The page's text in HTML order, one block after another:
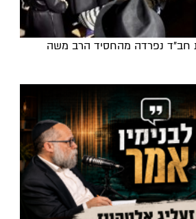
חב"ד נפרדה מהחסיד הרב משה